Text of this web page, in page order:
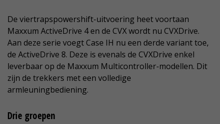
De viertrapspowershift-uitvoering heet voortaan
Maxxum ActiveDrive 4 en de CVX wordt nu CVXDrive.
Aan deze serie voegt Case IH nu een derde variant toe,
de ActiveDrive 8. Deze is evenals de CVXDrive enkel
leverbaar op de Maxxum Multicontroller-modellen. Dit
zijn de trekkers met een volledige
armleuningbediening.
Drie groepen